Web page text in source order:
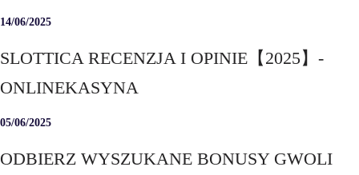
14/06/2025
SLOTTICA RECENZJA I OPINIE【2025】-
ONLINEKASYNA
05/06/2025
ODBIERZ WYSZUKANE BONUSY GWOLI